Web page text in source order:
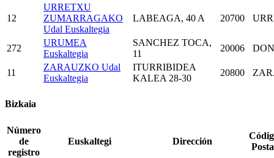
12
URRETXU
ZUMARRAGAKO
Udal Euskaltegia
LABEAGA, 40 A 20700
272
URUMEA
Euskaltegia
SANCHEZ TOCA,
11
20006
11
ZARAUZKO Udal
Euskaltegia
ITURRIBIDEA
KALEA 28-30
20800
Bizkaia
Número
de
registro
Euskaltegi Dirección